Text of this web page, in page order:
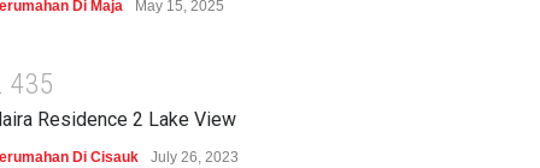
Di Maja May 15, 2025
435
Residence 2 Lake View
Di Cisauk July 26, 2023